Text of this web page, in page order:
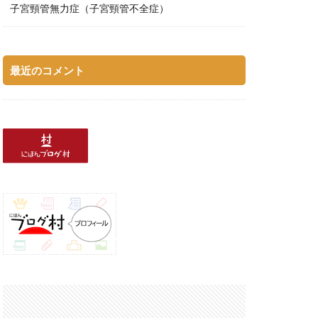
子宮頸管無力症（子宮頸管不全症）
最近のコメント